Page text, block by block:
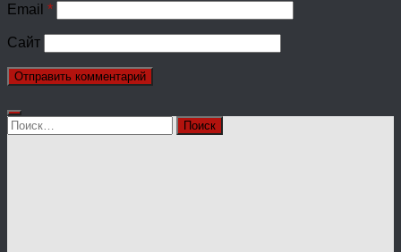
Email *
Сайт
Найти: